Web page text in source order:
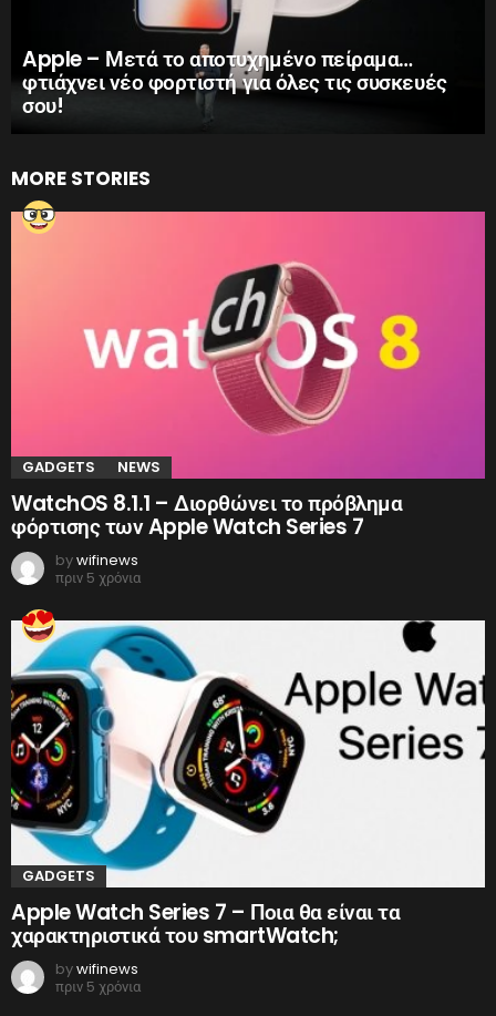
Apple – Μετά το αποτυχημένο πείραμα…
φτιάχνει νέο φορτιστή για όλες τις συσκευές
σου!
MORE STORIES
GADGETS NEWS
WatchOS 8.1.1 – Διορθώνει το πρόβλημα
φόρτισης των Apple Watch Series 7
bywifinews
πριν 5 χρόνια
GADGETS
Apple Watch Series 7 – Ποια θα είναι τα
χαρακτηριστικά του smartWatch;
bywifinews
πριν 5 χρόνια